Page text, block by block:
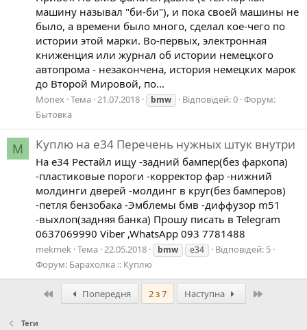
машину называл "би-би"), и пока своей машины не
было, а времени было много, сделал кое-чего по
истории этой марки. Во-первых, электронная
книженция или журнал об истории немецкого
автопрома - незакончена, история немецких марок
до Второй Мировой, по...
Monex Тема 21.07.2018 bmw Відповідей: 0 Форум:
Бытовка
M Куплю на e34 Перечень нужных штук внутри
На e34 Рестайл ищу -задний бампер(без фаркопа)
-пластиковые пороги -корректор фар -нижний
молдинги дверей -молдинг в круг(без бамперов)
-петля бензобака -Эмблемы бмв -диффузор m51
-выхлоп(задняя банка) Прошу писать в Telegram
0637069990 Viber ,WhatsApp 093 7781488
mekmek Тема 22.05.2018 bmw e34
Відповідей: 5
Форум: Барахолка :: Куплю
ПершийПопередня 2 з 7 Наступна
Теги